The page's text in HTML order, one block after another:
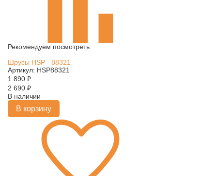
Рекомендуем посмотреть
Шрусы HSP - 88321
Артикул: HSP88321
1 890 ₽
2 690 ₽
В наличии
В корзину